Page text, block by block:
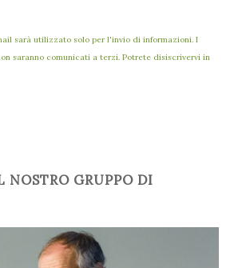
sarà utilizzato solo per l'invio di informazioni. I
saranno comunicati a terzi. Potrete disiscrivervi in
NOSTRO GRUPPO DI